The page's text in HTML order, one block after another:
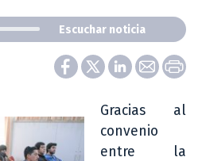
Escuchar noticia
Gracias al
convenio
entre la